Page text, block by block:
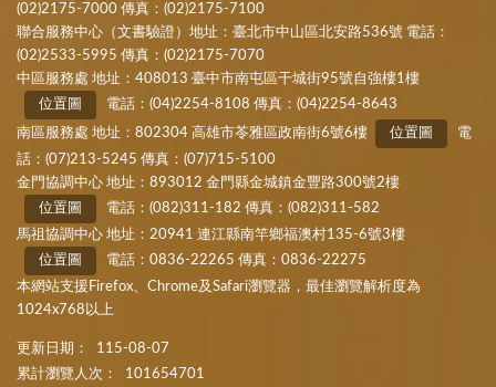
(02)2175-7000 傳真：(02)2175-7100
聯合服務中心（文書驗證）地址：臺北市中山區北安路536號 電話：
(02)2533-5995 傳真：(02)2175-7070
中區服務處 地址：408013 臺中市南屯區干城街95號自強樓1樓
位置圖
電話：(04)2254-8108 傳真：(04)2254-8643
南區服務處 地址：802304 高雄市苓雅區政南街6號6樓
位置圖
電
話：(07)213-5245 傳真：(07)715-5100
金門協調中心 地址：893012 金門縣金城鎮金豐路300號2樓
位置圖
電話：(082)311-182 傳真：(082)311-582
馬祖協調中心 地址：20941 連江縣南竿鄉福澳村135-6號3樓
位置圖
電話：0836-22265 傳真：0836-22275
本網站支援Firefox、Chrome及Safari瀏覽器，最佳瀏覽解析度為
1024x768以上
更新日期：
115-08-07
累計瀏覽人次：
101654701